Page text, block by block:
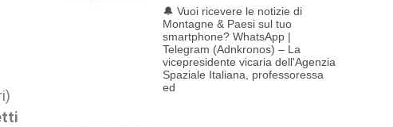
🔔 Vuoi ricevere le notizie di
Montagne & Paesi sul tuo
smartphone? WhatsApp |
Telegram (Adnkronos) – La
vicepresidente vicaria dell'Agenzia
Spaziale Italiana, professoressa
ed